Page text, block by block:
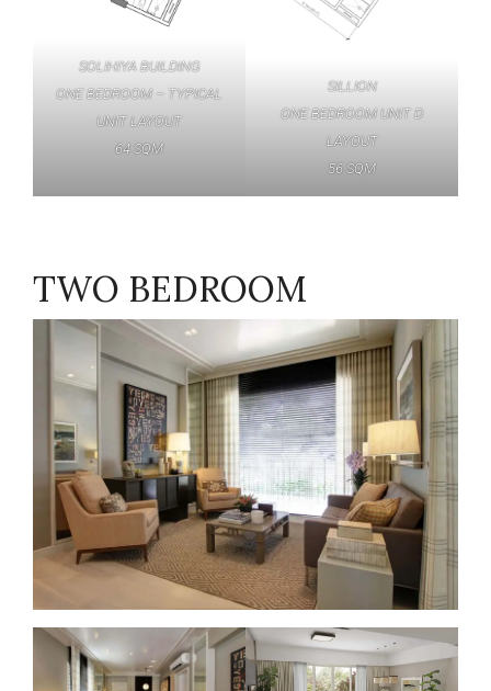
SOLIHIYA BUILDING
ONE BEDROOM – TYPICAL
UNIT LAYOUT
64 SQM
SILLION
ONE BEDROOM UNIT D
LAYOUT
56 SQM
TWO BEDROOM